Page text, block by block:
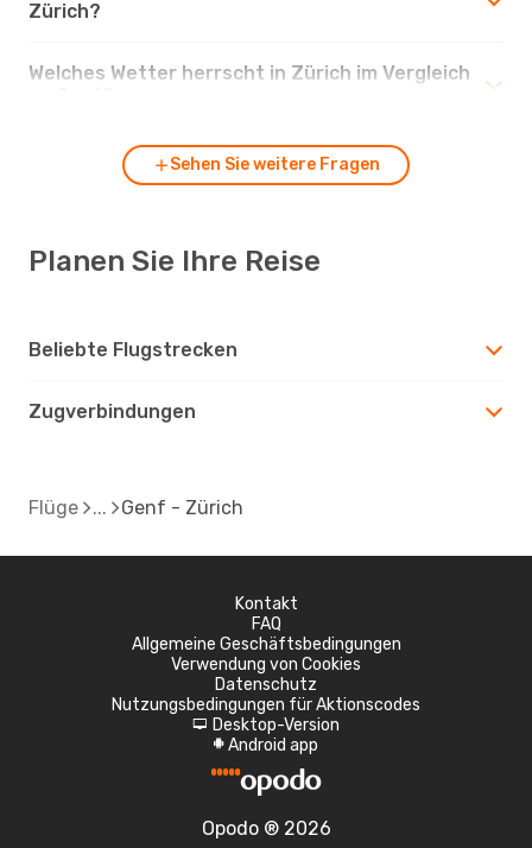
Zürich?
Welches Wetter herrscht in Zürich im Vergleich
Sehen Sie weitere Fragen
Planen Sie Ihre Reise
Beliebte Flugstrecken
Zugverbindungen
Flüge Genf - Zürich
Kontakt
FAQ
Allgemeine Geschäftsbedingungen
Verwendung von Cookies
Datenschutz
Nutzungsbedingungen für Aktionscodes
d Desktop-Version
A Android app
Opodo ® 2026